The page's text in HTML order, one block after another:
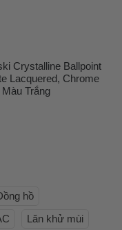
Crystalline Ballpoint
Lacquered, Chrome
Trắng
hồ
Lăn khử mùi